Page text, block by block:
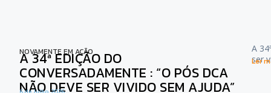
NOVAMENTE EM AÇÃO
A 34ª EDIÇÃO DO
CONVERSADAMENTE : “O PÓS DCA
NÃO DEVE SER VIVIDO SEM AJUDA”
A
ser
Ler